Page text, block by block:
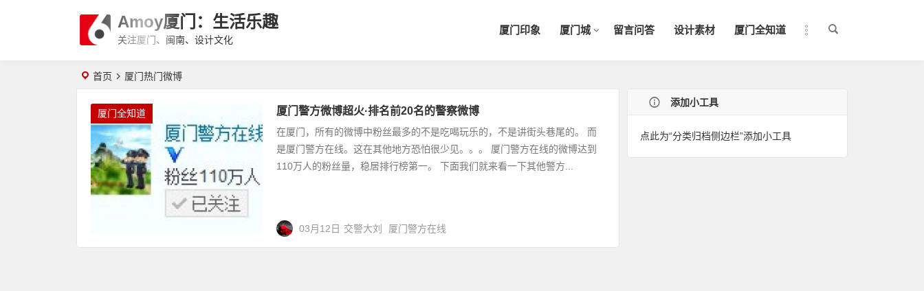
Amoy厦门：生活乐趣
关注厦门、闽南、设计文化
厦门印象 厦门城 留言问答 设计素材 厦门全知道
首页 厦门热门微博
厦门全知道 厦门警方微博超火·排名前20名的警察微博
在厦门，所有的微博中粉丝最多的不是吃喝玩乐的，不是讲街头巷尾的。 而
是厦门警方在线。这在其他地方恐怕很少见。。。 厦门警方在线的微博达到
110万人的粉丝量，稳居排行榜第一。 下面我们就来看一下其他警方...
03月12日 交警大刘 厦门警方在线
添加小工具
点此为“分类归档侧边栏”添加小工具